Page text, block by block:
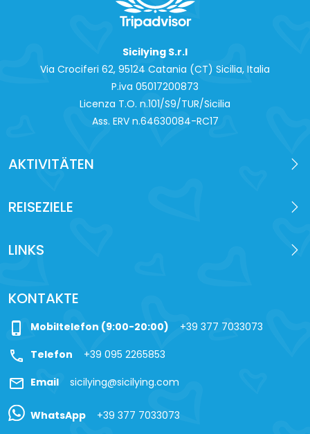
Sicilying S.r.l
Via Crociferi 62, 95124 Catania (CT) Sicilia, Italia
P.iva 0‍5017200873
Licenza T.O. n.101/S9/TUR/Sicilia
Ass. ERV n.64630084-RC17
AKTIVITÄTEN
REISEZIELE
LINKS
KONTAKTE
phone_iphone Mobiltelefon (9:00-20:00) +39 377 7033073
call Telefon +39 095 2265853
mail Email sicilying@sicilying.com
WhatsApp +39 377 7033073